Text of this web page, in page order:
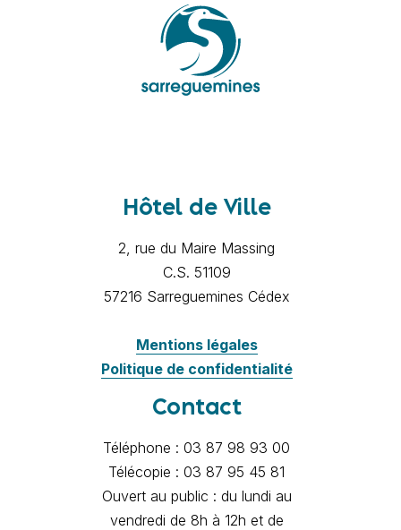
Hôtel de Ville
2, rue du Maire Massing
C.S. 51109
57216 Sarreguemines Cédex
Mentions légales
Politique de confidentialité
Contact
Téléphone : 03 87 98 93 00
Télécopie : 03 87 95 45 81
Ouvert au public : du lundi au
vendredi de 8h à 12h et de